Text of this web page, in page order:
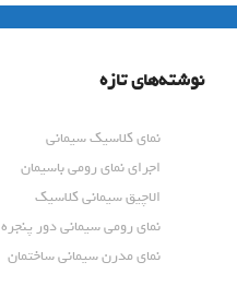
نوشته‌های تازه
نمای کلاسیک سیمانی
اجرای نمای رومی باسیمان
الاچیق سیمانی کلاسیک
نمای رومی سیمانی دور پنجره
نمای مدرن سیمانی ساختمان